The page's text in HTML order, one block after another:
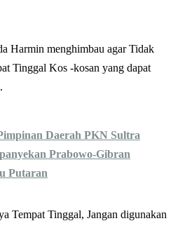
Harmin menghimbau agar Tidak
Tinggal Kos -kosan yang dapat
Daerah PKN Sultra
Prabowo-Gibran
Putaran
Tempat Tinggal, Jangan digunakan